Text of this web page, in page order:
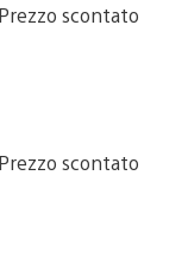
scontato
scontato